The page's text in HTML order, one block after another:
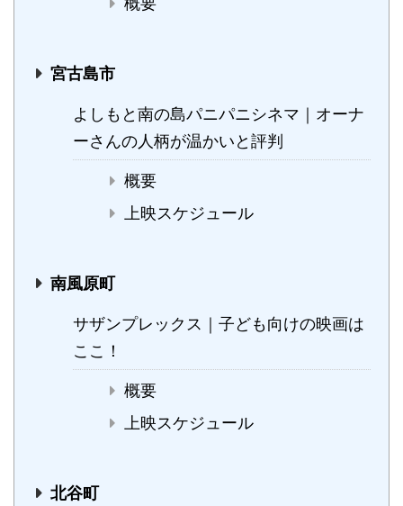
宮古島市
よしもと南の島パニパニシネマ｜オーナ
ーさんの人柄が温かいと評判
概要
上映スケジュール
南風原町
サザンプレックス｜子ども向けの映画は
ここ！
概要
上映スケジュール
北谷町